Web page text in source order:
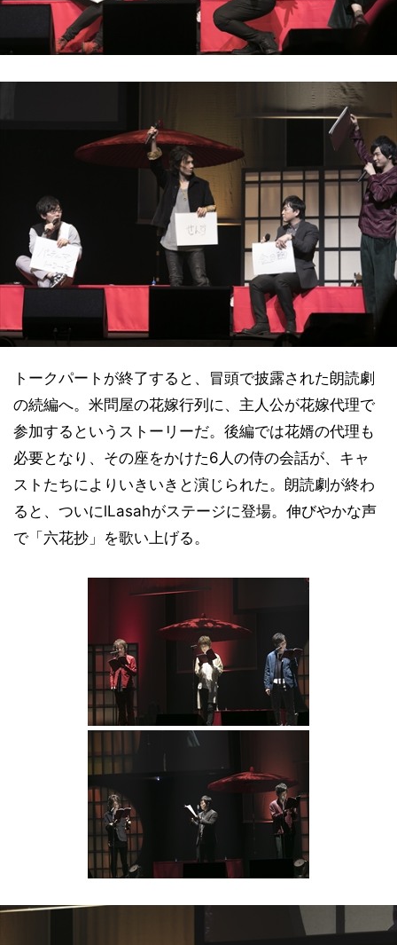
トークパートが終了すると、冒頭で披露された朗読劇
の続編へ。米問屋の花嫁行列に、主人公が花嫁代理で
参加するというストーリーだ。後編では花婿の代理も
必要となり、その座をかけた6人の侍の会話が、キャ
ストたちによりいきいきと演じられた。朗読劇が終わ
ると、ついにlLasahがステージに登場。伸びやかな声
で「六花抄」を歌い上げる。